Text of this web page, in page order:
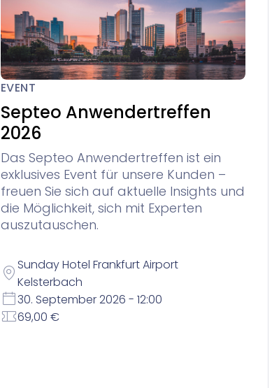
EVENT
Septeo Anwendertreffen
2026
Das Septeo Anwendertreffen ist ein
exklusives Event für unsere Kunden –
freuen Sie sich auf aktuelle Insights und
die Möglichkeit, sich mit Experten
auszutauschen.
Sunday Hotel Frankfurt Airport
Kelsterbach
30. September 2026 - 12:00
69,00 €